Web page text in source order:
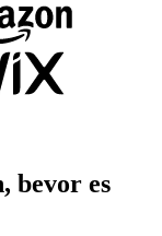
bevor es